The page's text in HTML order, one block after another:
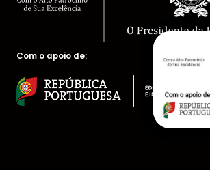
Com o apoio de: